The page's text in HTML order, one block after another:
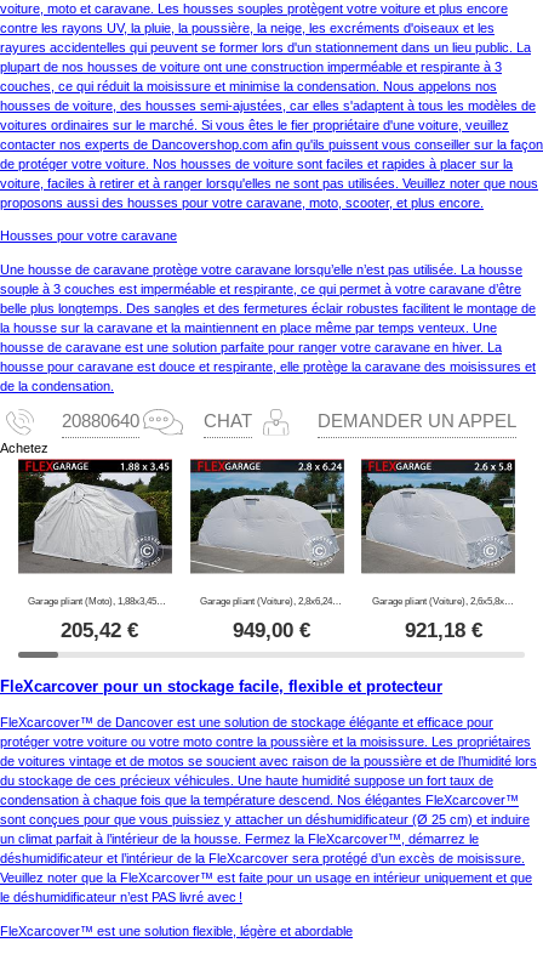
voiture, moto et caravane. Les housses souples protègent votre voiture et plus encore
contre les rayons UV, la pluie, la poussière, la neige, les excréments d'oiseaux et les
rayures accidentelles qui peuvent se former lors d'un stationnement dans un lieu public. La
plupart de nos housses de voiture ont une construction imperméable et respirante à 3
couches, ce qui réduit la moisissure et minimise la condensation. Nous appelons nos
housses de voiture, des housses semi-ajustées, car elles s'adaptent à tous les modèles de
voitures ordinaires sur le marché. Si vous êtes le fier propriétaire d'une voiture, veuillez
contacter nos experts de Dancovershop.com afin qu'ils puissent vous conseiller sur la façon
de protéger votre voiture. Nos housses de voiture sont faciles et rapides à placer sur la
voiture, faciles à retirer et à ranger lorsqu'elles ne sont pas utilisées. Veuillez noter que nous
proposons aussi des housses pour votre caravane, moto, scooter, et plus encore.
Housses pour votre caravane
Une housse de caravane protège votre caravane lorsqu’elle n’est pas utilisée. La housse
souple à 3 couches est imperméable et respirante, ce qui permet à votre caravane d’être
belle plus longtemps. Des sangles et des fermetures éclair robustes facilitent le montage de
la housse sur la caravane et la maintiennent en place même par temps venteux. Une
housse de caravane est une solution parfaite pour ranger votre caravane en hiver. La
housse pour caravane est douce et respirante, elle protège la caravane des moisissures et
de la condensation.
20880640 CHAT DEMANDER UN APPEL
Achetez
Garage pliant (Moto), 1,88x3,45x1,9m, Gris
205,42 €
Garage pliant (Voiture), 2,8x6,24x2,3m, Gris
949,00€
Garage pliant (Voiture), 2,6x5,8x2,1m, Gris
921,18€
FleXcarcover pour un stockage facile, flexible et protecteur
FleXcarcover™ de Dancover est une solution de stockage élégante et efficace pour
protéger votre voiture ou votre moto contre la poussière et la moisissure. Les propriétaires
de voitures vintage et de motos se soucient avec raison de la poussière et de l’humidité lors
du stockage de ces précieux véhicules. Une haute humidité suppose un fort taux de
condensation à chaque fois que la température descend. Nos élégantes FleXcarcover™
sont conçues pour que vous puissiez y attacher un déshumidificateur (Ø 25 cm) et induire
un climat parfait à l’intérieur de la housse. Fermez la FleXcarcover™, démarrez le
déshumidificateur et l’intérieur de la FleXcarcover sera protégé d’un excès de moisissure.
Veuillez noter que la FleXcarcover™ est faite pour un usage en intérieur uniquement et que
le déshumidificateur n’est PAS livré avec !
FleXcarcover™ est une solution flexible, légère et abordable